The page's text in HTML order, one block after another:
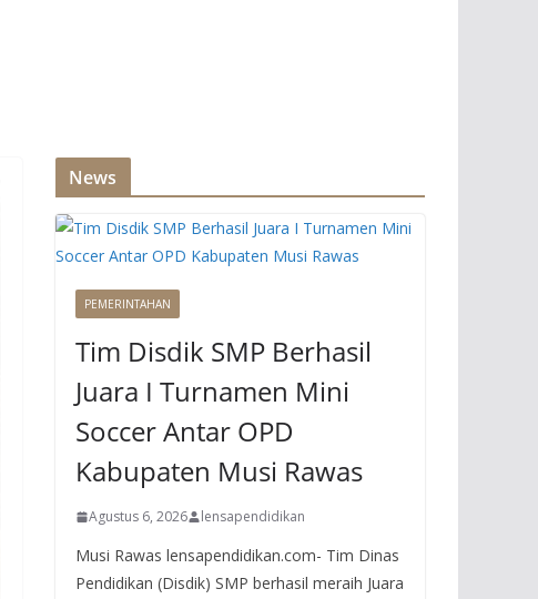
News
PEMERINTAHAN
Tim Disdik SMP Berhasil
Juara I Turnamen Mini
Soccer Antar OPD
Kabupaten Musi Rawas
Agustus 6, 2026 lensapendidikan
Musi Rawas lensapendidikan.com- Tim Dinas
Pendidikan (Disdik) SMP berhasil meraih Juara